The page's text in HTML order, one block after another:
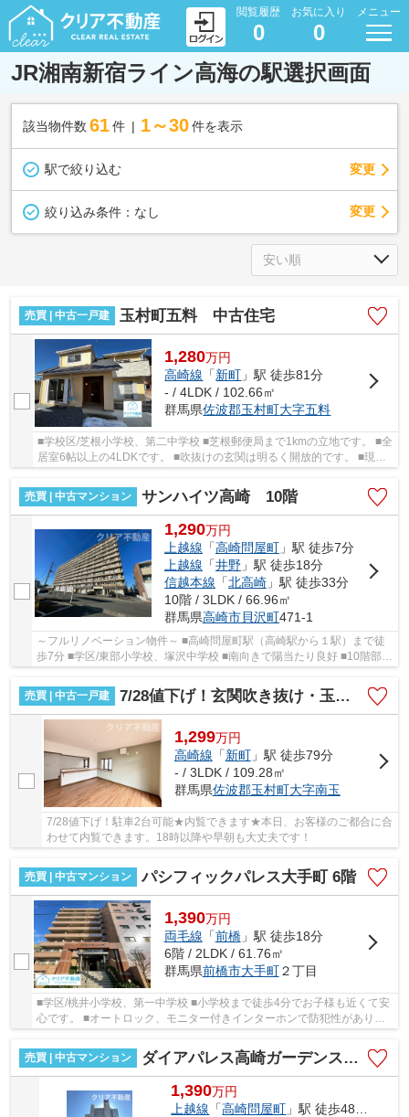
閲覧履歴
0
お気に入り
0
メニュー
JR湘南新宿ライン高海の駅選択画面
該当物件数 61件 1～30 件を表示
駅で絞り込む 変更
絞り込み条件： なし 変更
売買 | 中古一戸建 玉村町五料 中古住宅
1,280万円
高崎線 「新町 」駅 徒歩81分
- / 4LDK / 102.66㎡
群馬県佐波郡玉村町大字五料
■学校区/芝根小学校、第二中学校 ■芝根郵便局まで1kmの立地です。 ■全
居室6帖以上の4LDKです。 ■吹抜けの玄関は明るく開放的です。 ■現地
売買 | 中古マンション
サンハイツ高崎 10階
1,290万円
上越線 「高崎問屋町」駅 徒歩7分
上越線 「井野」駅 徒歩18分
信越本線 「北高崎」駅 徒歩33分
10階 / 3LDK / 66.96㎡
群馬県高崎市貝沢町471-1
～フルリノベーション物件～ ■高崎問屋町駅（高崎駅から１駅）まで徒
歩7分 ■学区/東部小学校、塚沢中学校 ■南向きで陽当たり良好 ■10階部分
売買 | 中古一戸建
7/28値下げ！玄関吹き抜け・玉村町南玉中古
1,299万円
高崎線 「新町」駅 徒歩79分
- / 3LDK / 109.28㎡
群馬県佐波郡玉村町大字南玉
7/28値下げ！駐車2台可能★内覧できます★本日、お客様のご都合に合
わせて内覧できます。18時以降や早朝も大丈夫です！
売買 | 中古マンション パシフィックパレス大手町 6階
1,390万円
両毛線 「前橋」駅 徒歩18分
6階 / 2LDK / 61.76㎡
群馬県前橋市大手町２丁目
■学区/桃井小学校、第一中学校 ■小学校まで徒歩4分でお子様も近くて安
心です。 ■オートロック、モニター付きインターホンで防犯性がありま
売買 | 中古マンション
ダイアパレス高崎ガーデンステージ 12階
1,390万円
上越線 「高崎問屋町 」駅 徒歩48分車13分 5.7km